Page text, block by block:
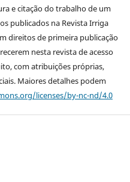
e citação do trabalho de um
publicados na Revista Irriga
direitos de primeira publicação
nesta revista de acesso
com atribuições próprias,
Maiores detalhes podem
licenses/by-nc-nd/4.0